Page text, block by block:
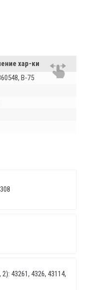
хар-ки
В-75
43261, 4326, 43114,